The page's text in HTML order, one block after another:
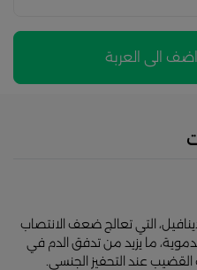
اضف الى العربة
التي تعالج ضعف الانتصاب
ما يزيد من تدفق الدم في
عند التحفيز الجنسي.